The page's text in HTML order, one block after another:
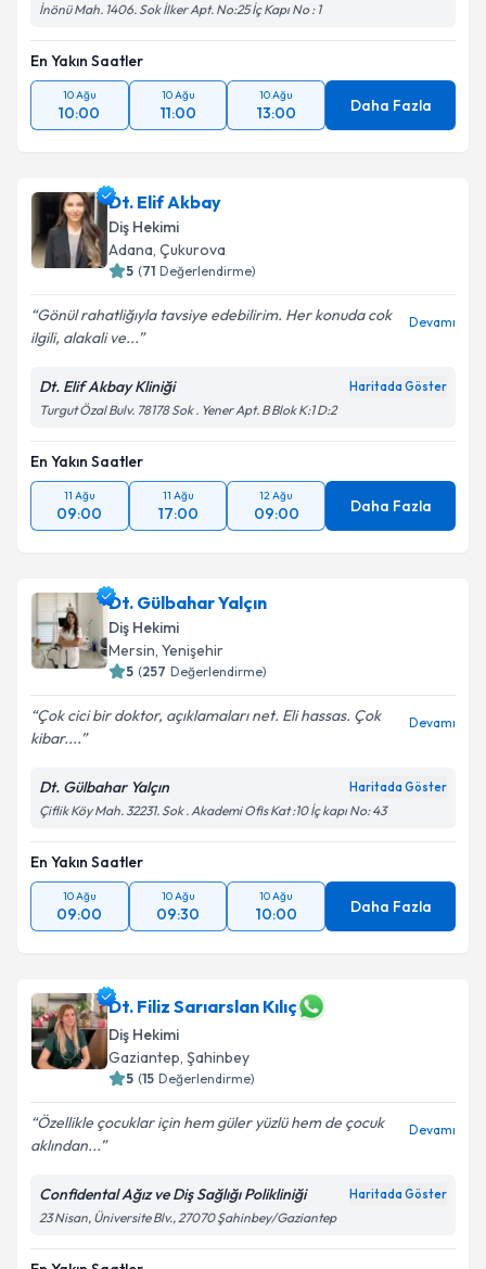
İnönü Mah. 1406. Sok İlker Apt. No:25 İç Kapı No : 1
En Yakın Saatler
10 Ağu
10:00
10 Ağu
11:00
10 Ağu
13:00 Daha Fazla
Dt. Elif Akbay
Diş Hekimi
Adana, Çukurova
5 (71 Değerlendirme)
Gönül rahatliğıyla tavsiye edebilirim. Her konuda cok
ilgili, alakali ve...
Devamı
Dt. Elif Akbay Kliniği Haritada Göster
Turgut Özal Bulv. 78178 Sok . Yener Apt. B Blok K:1 D:2
En Yakın Saatler
11 Ağu
09:00
11 Ağu
17:00
12 Ağu
09:00 Daha Fazla
Dt. Gülbahar Yalçın
Diş Hekimi
Mersin, Yenişehir
5 (257 Değerlendirme)
Çok cici bir doktor, açıklamaları net. Eli hassas. Çok
kibar....
Devamı
Dt. Gülbahar Yalçın Haritada Göster
Çiflik Köy Mah. 32231. Sok . Akademi Ofis Kat :10 İç kapı No: 43
En Yakın Saatler
10 Ağu
09:00
10 Ağu
09:30
10 Ağu
10:00 Daha Fazla
Dt. Filiz Sarıarslan Kılıç
Diş Hekimi
Gaziantep, Şahinbey
5 (15 Değerlendirme)
Özellikle çocuklar için hem güler yüzlü hem de çocuk
aklından...
Devamı
Confidental Ağız ve Diş Sağlığı Polikliniği Haritada Göster
23 Nisan, Üniversite Blv., 27070 Şahinbey/Gaziantep